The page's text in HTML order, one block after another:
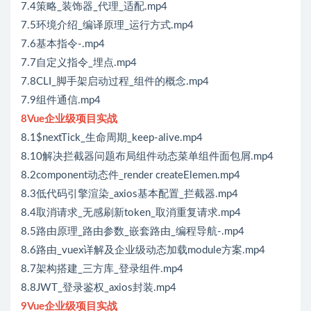
7.4策略_装饰器_代理_适配.mp4
7.5环境介绍_编译原理_运行方式.mp4
7.6基本指令-.mp4
7.7自定义指令_埋点.mp4
7.8CLI_脚手架启动过程_组件的概念.mp4
7.9组件通信.mp4
8Vue企业级项目实战
8.1$nextTick_生命周期_keep-alive.mp4
8.10解决拦截器问题布局组件动态菜单组件面包屑.mp4
8.2component动态件_render createElemen.mp4
8.3低代码引擎渲染_axios基本配置_拦截器.mp4
8.4取消请求_无感刷新token_取消重复请求.mp4
8.5路由原理_路由参数_嵌套路由_编程导航-.mp4
8.6路由_vuex详解及企业级动态加载module方案.mp4
8.7架构搭建_三方库_登录组件.mp4
8.8JWT_登录鉴权_axios封装.mp4
9Vue企业级项目实战